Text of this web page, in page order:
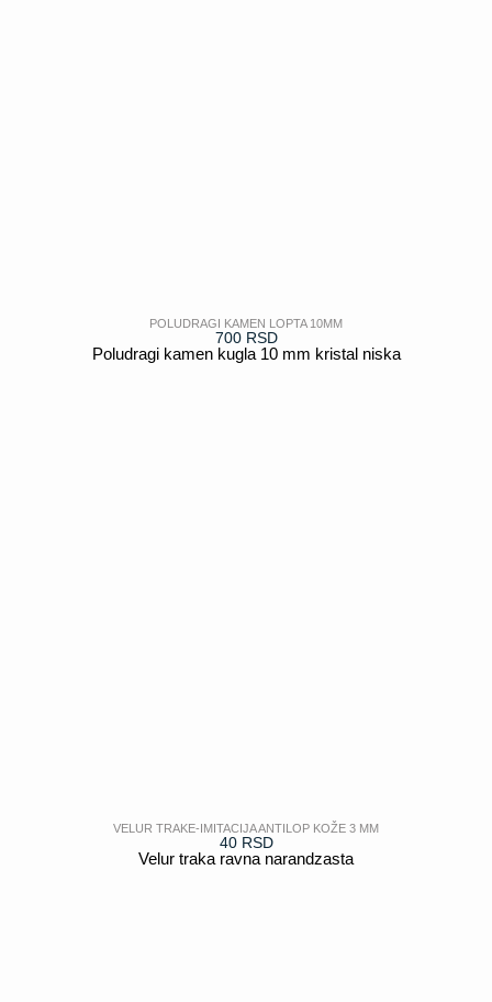
POLUDRAGI KAMEN LOPTA 10MM
700 RSD
Poludragi kamen kugla 10 mm kristal niska
VELUR TRAKE-IMITACIJA ANTILOP KOŽE 3 MM
40 RSD
Velur traka ravna narandzasta